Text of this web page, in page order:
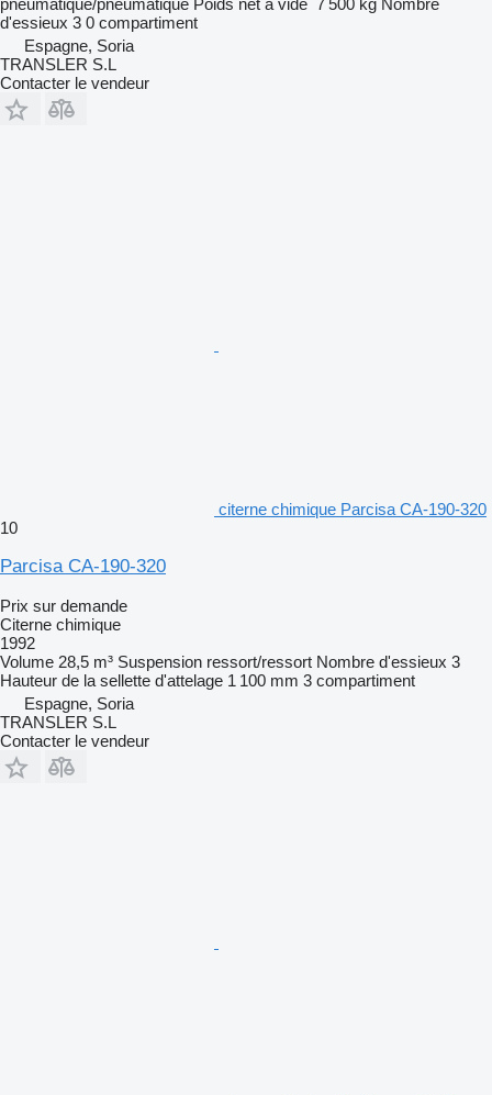
d'essieux 3 0 compartiment
Espagne, Soria
TRANSLER S.L
Contacter le vendeur
citerne chimique Parcisa CA-190-320
10
Parcisa CA-190-320
Prix sur demande
Citerne chimique
1992
Volume 28,5 m³ Suspension ressort/ressort Nombre d'essieux 3
Hauteur de la sellette d'attelage 1 100 mm 3 compartiment
Espagne, Soria
TRANSLER S.L
Contacter le vendeur